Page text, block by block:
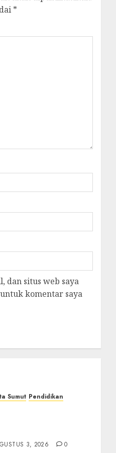
*
dan situs web saya
komentar saya
Sumut Pendidikan
3, 2026 0